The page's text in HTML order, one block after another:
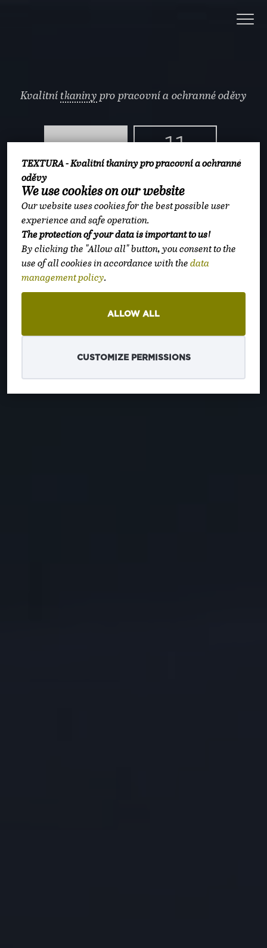
TEXTURA - Kvalitní tkaniny pro pracovní a ochranné
oděvy
We use cookies on our website
Our website uses cookies for the best possible user
experience and safe operation.
The protection of your data is important to us!
By clicking the "Allow all" button, you consent to the
use of all cookies in accordance with the data
management policy.
ALLOW ALL
CUSTOMIZE PERMISSIONS
Kvalitnítkaniny pro pracovní a ochranné oděvy
3
metrů na skladech
11
tkanin
prodaných ročně
5